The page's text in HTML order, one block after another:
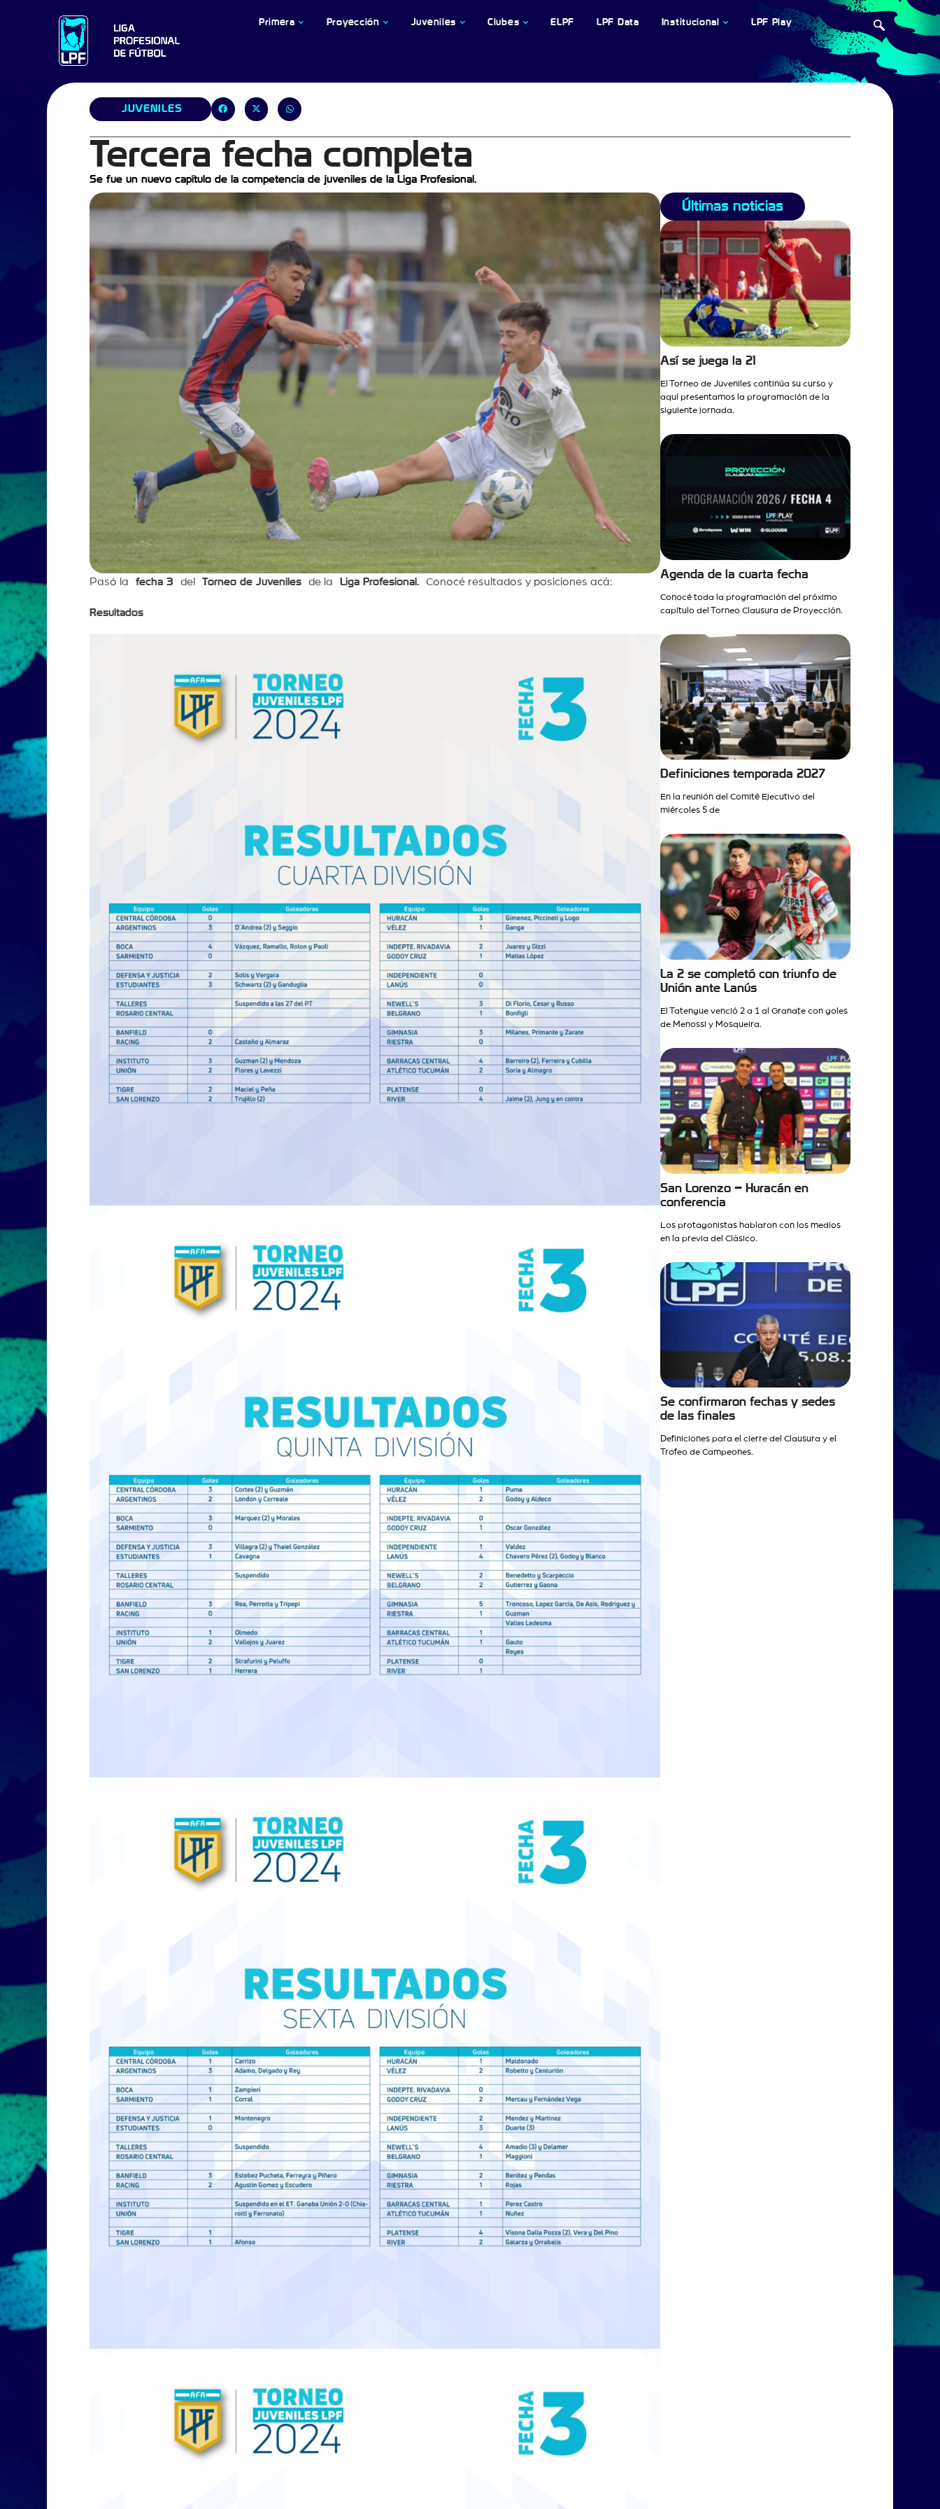
Primera Proyección Juveniles Clubes ELPF LPF Data Institucional LPF Play
JUVENILES
Tercera fecha completa
Se fue un nuevo capítulo de la competencia de juveniles de la Liga Profesional.
Pasó la fecha 3 del Torneo de Juvenilesde la Liga Profesional.Conocé resultados y posiciones acá:
Resultados
Últimas noticias
Así se juega la 21
El Torneo de Juveniles continúa su curso y
aquí presentamos la programación de la
siguiente jornada.
Agenda de la cuarta fecha
Conocé toda la programación del próximo
capítulo del Torneo Clausura de Proyección.
Definiciones temporada 2027
En la reunión del Comité Ejecutivo del
miércoles 5 de
La 2 se completó con triunfo de
Unión ante Lanús
El Tatengue venció 2 a 1 al Granate con goles
de Menossi y Mosqueira.
San Lorenzo – Huracán en
conferencia
Los protagonistas hablaron con los medios
en la previa del Clásico.
Se confirmaron fechas y sedes
de las finales
Definiciones para el cierre del Clausura y el
Trofeo de Campeones.